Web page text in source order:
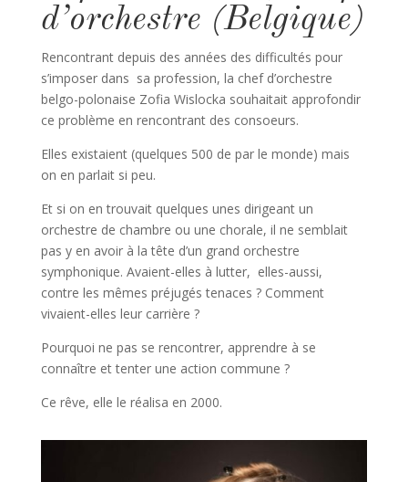
d’orchestre (Belgique)
Rencontrant depuis des années des difficultés pour
s’imposer dans sa profession, la chef d’orchestre
belgo-polonaise Zofia Wislocka souhaitait approfondir
ce problème en rencontrant des consoeurs.
Elles existaient (quelques 500 de par le monde) mais
on en parlait si peu.
Et si on en trouvait quelques unes dirigeant un
orchestre de chambre ou une chorale, il ne semblait
pas y en avoir à la tête d’un grand orchestre
symphonique. Avaient-elles à lutter, elles-aussi,
contre les mêmes préjugés tenaces ? Comment
vivaient-elles leur carrière ?
Pourquoi ne pas se rencontrer, apprendre à se
connaître et tenter une action commune ?
Ce rêve, elle le réalisa en 2000.